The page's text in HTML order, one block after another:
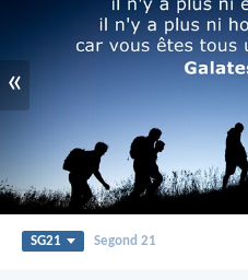
«
SG21 Segond 21